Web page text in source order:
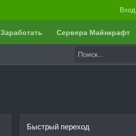
Вход
Заработать Сервера Майнкрафт
Быстрый переход